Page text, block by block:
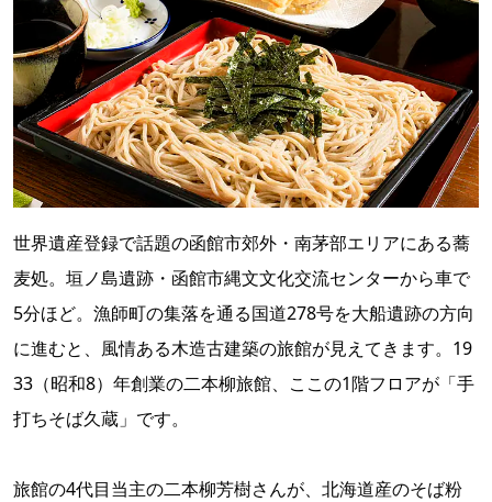
世界遺産登録で話題の函館市郊外・南茅部エリアにある蕎
麦処。垣ノ島遺跡・函館市縄文文化交流センターから車で
5分ほど。漁師町の集落を通る国道278号を大船遺跡の方向
に進むと、風情ある木造古建築の旅館が見えてきます。19
33（昭和8）年創業の二本柳旅館、ここの1階フロアが「手
打ちそば久蔵」です。
旅館の4代目当主の二本柳芳樹さんが、北海道産のそば粉